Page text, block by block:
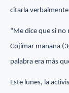
citarla
“Me dice que si
Cojímar mañana
palabra era más
Este lunes, la